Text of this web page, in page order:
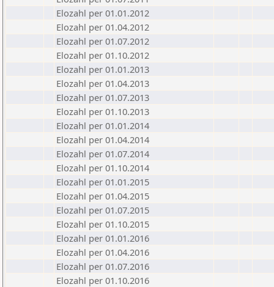
Elozahl per 01.01.2012
Elozahl per 01.04.2012
Elozahl per 01.07.2012
Elozahl per 01.10.2012
Elozahl per 01.01.2013
Elozahl per 01.04.2013
Elozahl per 01.07.2013
Elozahl per 01.10.2013
Elozahl per 01.01.2014
Elozahl per 01.04.2014
Elozahl per 01.07.2014
Elozahl per 01.10.2014
Elozahl per 01.01.2015
Elozahl per 01.04.2015
Elozahl per 01.07.2015
Elozahl per 01.10.2015
Elozahl per 01.01.2016
Elozahl per 01.04.2016
Elozahl per 01.07.2016
Elozahl per 01.10.2016